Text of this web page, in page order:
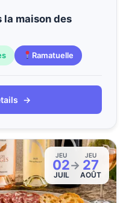
la maison des
Ramatuelle
→
JEU
02
JUIL
→
JEU
27
AOÛT